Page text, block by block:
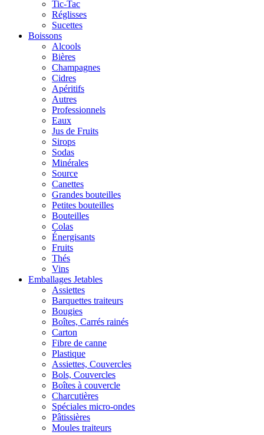
Tic-Tac
Réglisses
Sucettes
Boissons
Alcools
Bières
Champagnes
Cidres
Apéritifs
Autres
Professionnels
Eaux
Jus de Fruits
Sirops
Sodas
Minérales
Source
Canettes
Grandes bouteilles
Petites bouteilles
Bouteilles
Colas
Énergisants
Fruits
Thés
Vins
Emballages Jetables
Assiettes
Barquettes traiteurs
Bougies
Boîtes, Carrés rainés
Carton
Fibre de canne
Plastique
Assiettes, Couvercles
Bols, Couvercles
Boîtes à couvercle
Charcutières
Spéciales micro-ondes
Pâtissières
Moules traiteurs